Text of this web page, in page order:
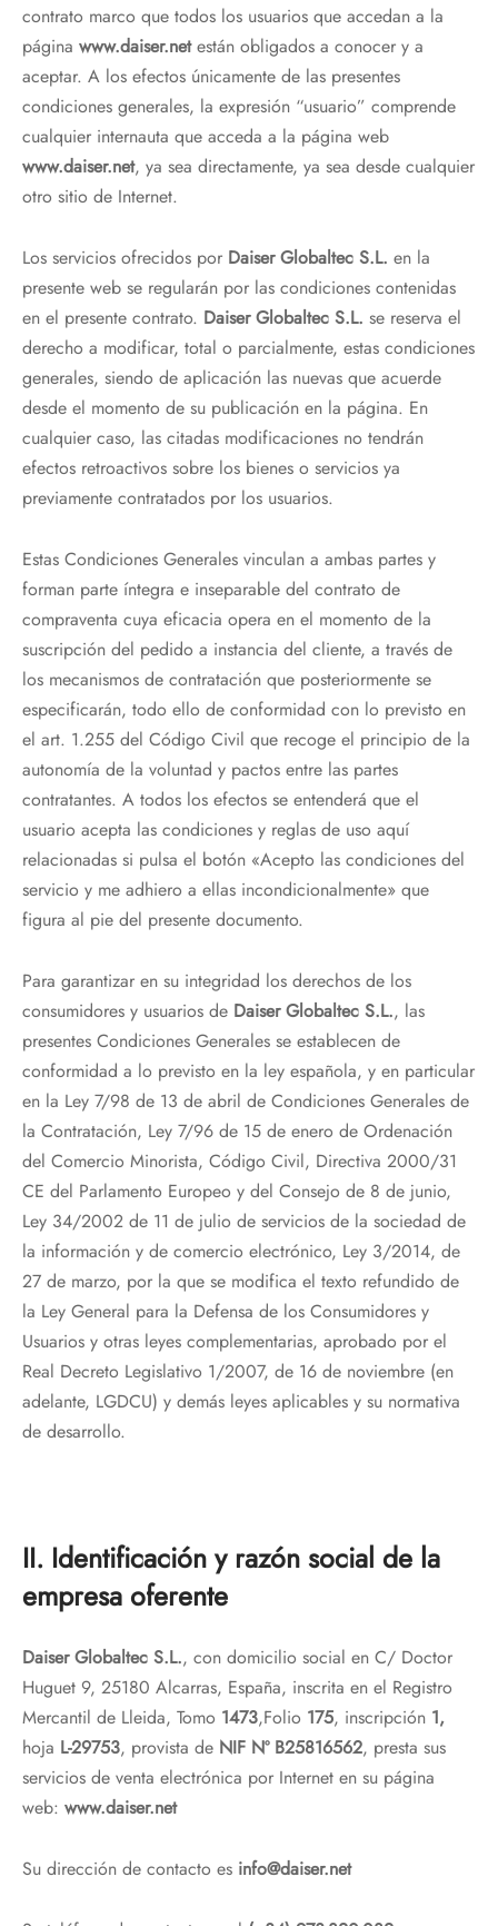
contrato marco que todos los usuarios que accedan a la
página www.daiser.netestán obligados a conocer y a
aceptar. A los efectos únicamente de las presentes
condiciones generales, la expresión “usuario” comprende
cualquier internauta que acceda a la página web
www.daiser.net, ya sea directamente, ya sea desde cualquier
otro sitio de Internet.
Los servicios ofrecidos por Daiser Globaltec S.L. en la
presente web se regularán por las condiciones contenidas
en el presente contrato. Daiser Globaltec S.L. se reserva el
derecho a modificar, total o parcialmente, estas condiciones
generales, siendo de aplicación las nuevas que acuerde
desde el momento de su publicación en la página. En
cualquier caso, las citadas modificaciones no tendrán
efectos retroactivos sobre los bienes o servicios ya
previamente contratados por los usuarios.
Estas Condiciones Generales vinculan a ambas partes y
forman parte íntegra e inseparable del contrato de
compraventa cuya eficacia opera en el momento de la
suscripción del pedido a instancia del cliente, a través de
los mecanismos de contratación que posteriormente se
especificarán, todo ello de conformidad con lo previsto en
el art. 1.255 del Código Civil que recoge el principio de la
autonomía de la voluntad y pactos entre las partes
contratantes. A todos los efectos se entenderá que el
usuario acepta las condiciones y reglas de uso aquí
relacionadas si pulsa el botón «Acepto las condiciones del
servicio y me adhiero a ellas incondicionalmente» que
figura al pie del presente documento.
Para garantizar en su integridad los derechos de los
consumidores y usuarios de Daiser Globaltec S.L., las
presentes Condiciones Generales se establecen de
conformidad a lo previsto en la ley española, y en particular
en la Ley 7/98 de 13 de abril de Condiciones Generales de
la Contratación, Ley 7/96 de 15 de enero de Ordenación
del Comercio Minorista, Código Civil, Directiva 2000/31
CE del Parlamento Europeo y del Consejo de 8 de junio,
Ley 34/2002 de 11 de julio de servicios de la sociedad de
la información y de comercio electrónico, Ley 3/2014, de
27 de marzo, por la que se modifica el texto refundido de
la Ley General para la Defensa de los Consumidores y
Usuarios y otras leyes complementarias, aprobado por el
Real Decreto Legislativo 1/2007, de 16 de noviembre (en
adelante, LGDCU) y demás leyes aplicables y su normativa
de desarrollo.
II. Identificación y razón social de la
empresa oferente
Daiser Globaltec S.L., con domicilio social en C/ Doctor
Huguet 9, 25180 Alcarras, España, inscrita en el Registro
Mercantil de Lleida, Tomo 1473,Folio 175, inscripción 1,
hoja L-29753, provista de NIF Nº B25816562, presta sus
servicios de venta electrónica por Internet en su página
web: www.daiser.net
Su dirección de contacto es info@daiser.net